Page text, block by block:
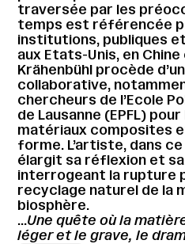
traversée par les
temps est référencée
institutions, publiques
aux Etats-Unis, en
Krähenbühl procède
collaborative,
chercheurs de l’Ecole
de Lausanne (EPFL)
matériaux composites
forme. L’artiste, dans
élargit sa réflexion et
interrogeant la rupture
recyclage naturel de la
biosphère.
…Une quête où la
léger et le grave, le